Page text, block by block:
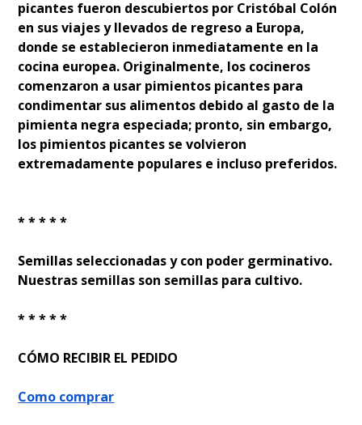
picantes fueron descubiertos por Cristóbal Colón
en sus viajes y llevados de regreso a Europa,
donde se establecieron inmediatamente en la
cocina europea. Originalmente, los cocineros
comenzaron a usar pimientos picantes para
condimentar sus alimentos debido al gasto de la
pimienta negra especiada; pronto, sin embargo,
los pimientos picantes se volvieron
extremadamente populares e incluso preferidos.
* * * * *
Semillas seleccionadas y con poder germinativo.
Nuestras semillas son semillas para cultivo.
* * * * *
CÓMO RECIBIR EL PEDIDO
Como comprar